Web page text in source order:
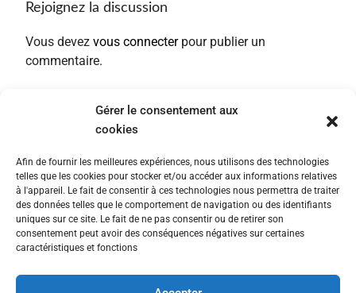
Gérer le consentement aux
cookies
Afin de fournir les meilleures expériences, nous utilisons des technologies
telles que les cookies pour stocker et/ou accéder aux informations relatives
à l'appareil. Le fait de consentir à ces technologies nous permettra de traiter
des données telles que le comportement de navigation ou des identifiants
uniques sur ce site. Le fait de ne pas consentir ou de retirer son
consentement peut avoir des conséquences négatives sur certaines
caractéristiques et fonctions
Rejoignez la discussion
Vous devez vous connecterpour publier un
commentaire.